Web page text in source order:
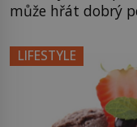
může hřát dobrý
a náušnice jsou ze
dekád. Současný
Hitem sezony
nejenže […]
LIFESTYLE